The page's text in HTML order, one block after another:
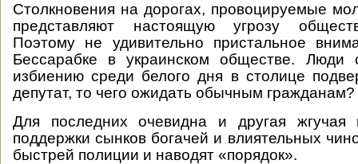
Столкновения на дорогах, провоцируемые
представляют настоящую угрозу
Поэтому не удивительно пристальное
Бессарабке в украинском обществе. Люди
избиению среди белого дня в столице
депутат, то чего ожидать обычным гражданам?
Для последних очевидна и другая жгучая
поддержки сынков богачей и влиятельных
быстрей полиции и наводят «порядок».